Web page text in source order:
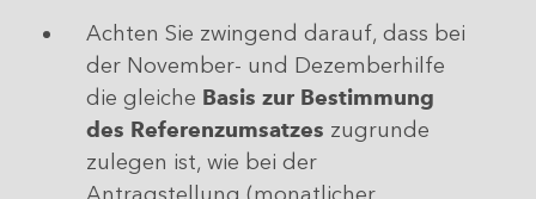
Achten Sie zwingend darauf, dass bei
der November- und Dezemberhilfe
die gleiche Basis zur Bestimmung
des Referenzumsatzes zugrunde
zulegen ist, wie bei der